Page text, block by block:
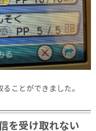
ことができました。
を受け取れない